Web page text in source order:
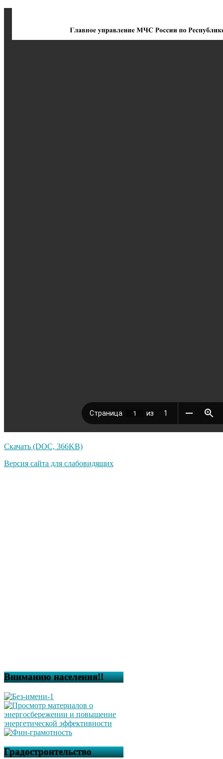
Скачать (DOC, 366KB)
Версия сайта для слабовидящих
Вниманию населения!!
Градостроительство